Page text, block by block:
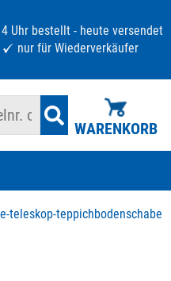
Uhr bestellt - heute versendet
nur für Wiederverkäufer
WARENKORB
teleskop-teppichbodenschaber